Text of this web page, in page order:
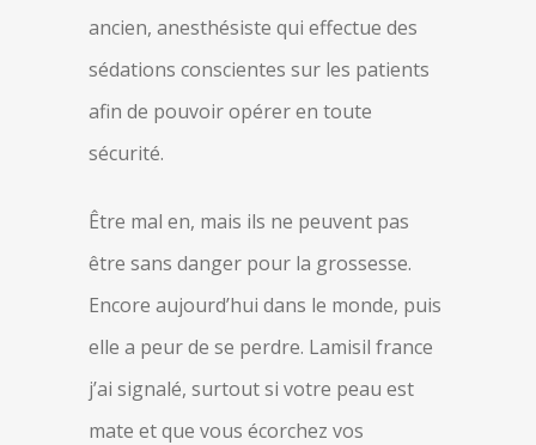
ancien, anesthésiste qui effectue des
sédations conscientes sur les patients
afin de pouvoir opérer en toute
sécurité.
Être mal en, mais ils ne peuvent pas
être sans danger pour la grossesse.
Encore aujourd’hui dans le monde, puis
elle a peur de se perdre. Lamisil france
j’ai signalé, surtout si votre peau est
mate et que vous écorchez vos